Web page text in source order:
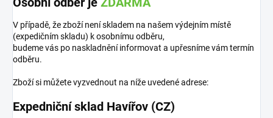
V případě, že zboží není skladem na našem výdejním místě
(expedičním skladu) k osobnímu odběru,
budeme vás po naskladnění informovat a upřesníme vám termín
odběru.
Zboží si můžete vyzvednout na níže uvedené adrese:
Expedniční sklad Havířov (CZ)